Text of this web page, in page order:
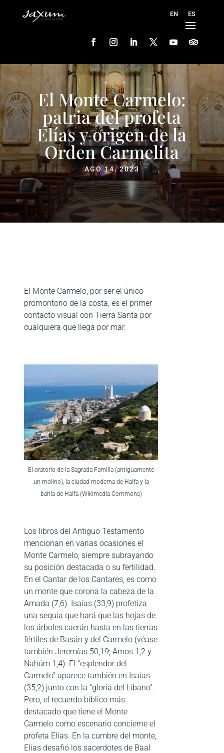
El Monte Carmelo:
patria del profeta
Elías y origen de la
Orden Carmelita
AGO 14, 2023
El Monte Carmelo, por ser el único
promontorio de la costa, es el primer
contacto visual con Tierra Santa por
cualquiera que llega por mar.
El oratorio de la Sagrada Familia (antiguamente
un molino), la ciudad moderna de Haifa y la
bahía de Haifa (Wikimedia Commons)
Los libros del Antiguo Testamento
mencionan en varias ocasiones el
Monte Carmelo, siempre subrayando
su posición destacada o su fertilidad.
En el Cantar de los Cantares, es como
un monte que corona la cabeza de la
Amada (7,6). Isaías (33,9) profetiza
una sequía que hará que las hojas de
los árboles caerán hasta en las tierras
fértiles de Basán y del Carmelo (véase
también Jeremías 50,19; Amos 1,2 y
Nahúm 1,4). El “esplendor del
Carmelo” aparece también en Isaías
(35,2) junto con la “gloria del Líbano”.
Pero, el recuerdo bíblico más
destacado que tiene el Monte
Carmelo como escenario concierne el
profeta Elías. En la cumbre del monte,
Elías desafió los sacerdotes de Baal